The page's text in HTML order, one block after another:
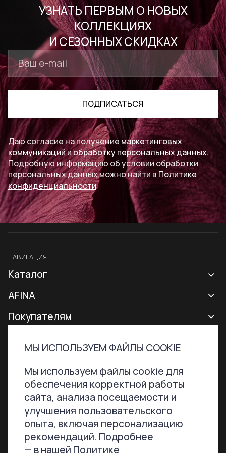
МЫ ИСПОЛЬЗУЕМ ФАЙЛЫ COOKIE
Мы используем файлы cookie для
обеспечения корректной работы
сайта, анализа посещаемости и
улучшения пользовательского
опыта, включая персонализацию
рекомендаций. Подробнее
— в нашей Политике
УЗНАТЬ ПЕРВЫМ О НОВЫХ
КОЛЛЕКЦИЯХ
И СЕЗОННЫХ СКИДКАХ
ПОДПИСАТЬСЯ
Даю согласие на получение маркетинговых
коммуникацийиобработку персональных данных.
Подробную информацию об условии обработки
персональных данных можно найти в Политике
конфиденциальности
НАВИГАЦИЯ
Каталог
Новая коллекция
Все сумки
Аксессуары
Сертификаты
AFINA
О бренде
Покупателям
Гарантии и возврат
Программа лояльности
Уход за сумками
Акции
Контактная информация
ТЕЛЕФОН
+7 800 707-76-51
ПОЧТА
hello@afinabags.ru
МЫ В СОЦСЕТЯХ